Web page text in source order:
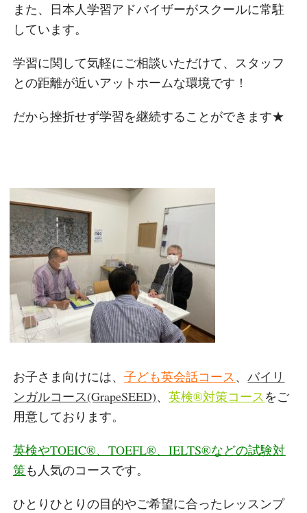
また、日本人学習アドバイザーがスクールに常駐
しています。
学習に関して気軽にご相談いただけて、 スタッフ
との距離が近いアットホームな環境です！
だから挫折せず学習を継続することができます★
お子さま向けには、子ども英会話コース、バイリ
ンガルコース(GrapeSEED)、英検®対策コースをご
用意しております。
英検やTOEIC®、TOEFL®、IELTS®などの試験対
策も人気のコースです。
ひとりひとりの目的やご希望に合ったレッスンプ